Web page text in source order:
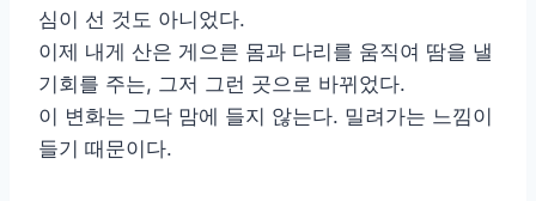
심이 선 것도 아니었다.
이제 내게 산은 게으른 몸과 다리를 움직여 땀을 낼
기회를 주는, 그저 그런 곳으로 바뀌었다.
이 변화는 그닥 맘에 들지 않는다. 밀려가는 느낌이
들기 때문이다.